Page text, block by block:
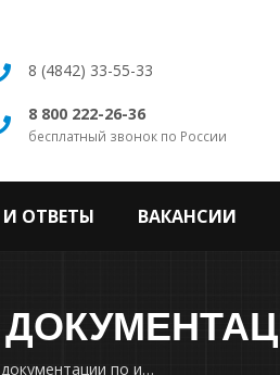
8 (4842) 33-55-33
8 800 222-26-36
бесплатный звонок по России
ОТВЕТЫ ВАКАНСИИ
Разработка проектной документации по инженерному обеспечению объекта, расположенного по адресу: г. Москва, ул. Шмитовский проезд, пересечение со Стрельбищинским пер.